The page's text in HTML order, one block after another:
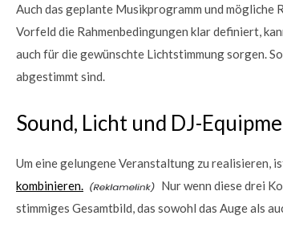
Auch das geplante Musikprogramm und mögliche
Vorfeld die Rahmenbedingungen klar definiert,
auch für die gewünschte Lichtstimmung sorgen.
abgestimmt sind.
Sound, Licht und DJ-
Um eine gelungene Veranstaltung zu realisieren,
kombinieren.
Nur wenn diese drei
stimmiges Gesamtbild, das sowohl das Auge als